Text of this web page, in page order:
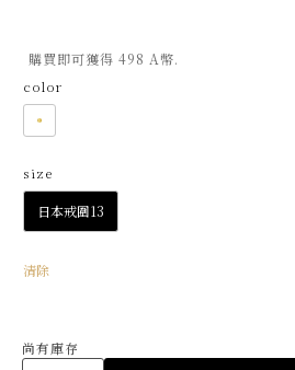
購買即可獲得 498 A幣.
color
size
日本戒圍13
清除
尚有庫存
K10